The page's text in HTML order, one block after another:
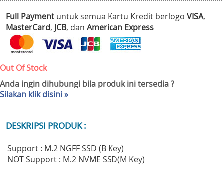
Full Payment untuk semua Kartu Kredit berlogo VISA,
MasterCard, JCB, dan American Express
Out Of Stock
Anda ingin dihubungi bila produk ini tersedia ?
Silakan klik disini »
DESKRIPSI PRODUK :
Support : M.2 NGFF SSD (B Key)
NOT Support : M.2 NVME SSD(M Key)